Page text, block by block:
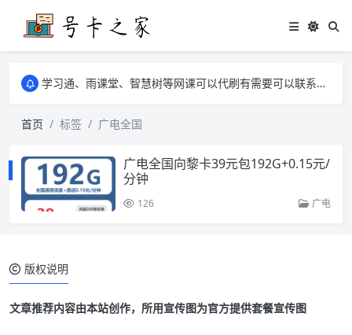
学习通、雨课堂、智慧树等网课可以代刷有需要可以联系邮箱i@tuzi.la
学习通、雨课堂、智慧树等网课可以代刷有需要可以联系邮箱i@tuzi.la
首页
标签 广电全国
广电全国向黎卡39元包192G+0.15元/
分钟
126 广电
版权说明
文章推荐内容由本站创作，所用宣传图为官方提供套餐宣传图